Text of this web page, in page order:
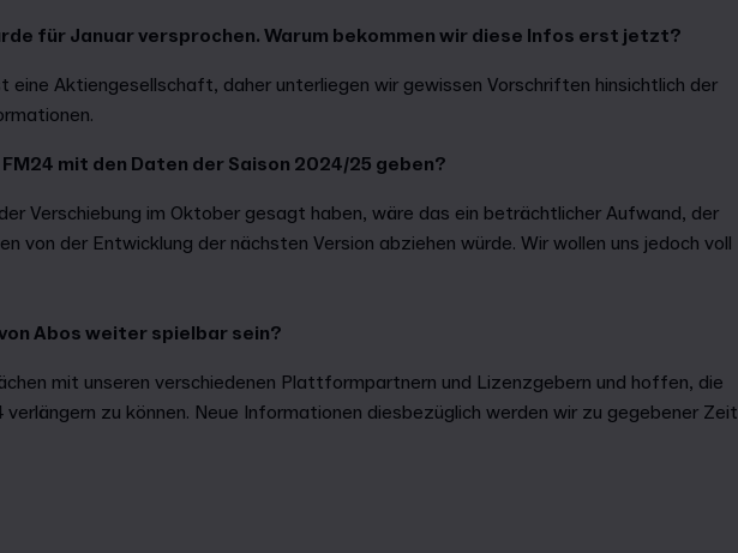
für Januar versprochen. Warum bekommen wir diese Infos erst jetzt?
eine Aktiengesellschaft, daher unterliegen wir gewissen Vorschriften hinsichtlich der
mit den Daten der Saison 2024/25 geben?
Verschiebung im Oktober gesagt haben, wäre das ein beträchtlicher Aufwand, der
von der Entwicklung der nächsten Version abziehen würde. Wir wollen uns jedoch voll
Abos weiter spielbar sein?
mit unseren verschiedenen Plattformpartnern und Lizenzgebern und hoffen, die
verlängern zu können. Neue Informationen diesbezüglich werden wir zu gegebener Zeit